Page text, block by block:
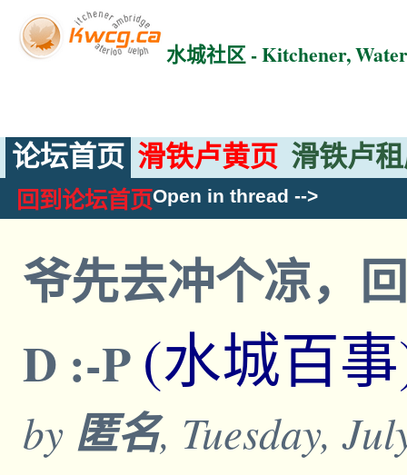
水城社区 - Kitchener,
论坛首页 滑铁卢黄页 滑铁卢
回到论坛首页Open in thread -->
爷先去冲个凉，
D :-P (水城百
by 匿名, Tuesday,